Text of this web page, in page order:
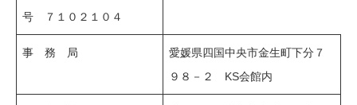
号 ７１０２１０４
事 務 局
愛媛県四国中央市金生町下分７
９８－２ KS会館内